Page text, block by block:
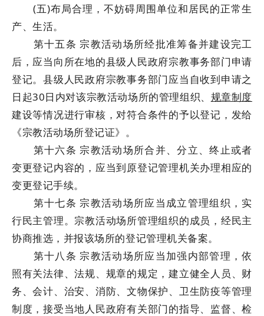
(五)布局合理，不妨碍周围单位和居民的正常生
产、生活。
第十五条 宗教活动场所经批准筹备并建设完工
后，应当向所在地的县级人民政府宗教事务部门申请
登记。县级人民政府宗教事务部门应当自收到申请之
日起30日内对该宗教活动场所的管理组织、 规章制度
建设等情况进行审核，对符合条件的予以登记，发给
《宗教活动场所登记证》。
第十六条 宗教活动场所合并、分立、终止或者
变更登记内容的，应当到原登记管理机关办理相应的
变更登记手续。
第十七条 宗教活动场所应当成立管理组织，实
行民主管理。宗教活动场所管理组织的成员，经民主
协商推选，并报该场所的登记管理机关备案。
第十八条 宗教活动场所应当加强内部管理，依
照有关法律、法规、规章的规定，建立健全人员、财
务、会计、治安、消防、文物保护、卫生防疫等管理
制度，接受当地人民政府有关部门的指导、监督、检